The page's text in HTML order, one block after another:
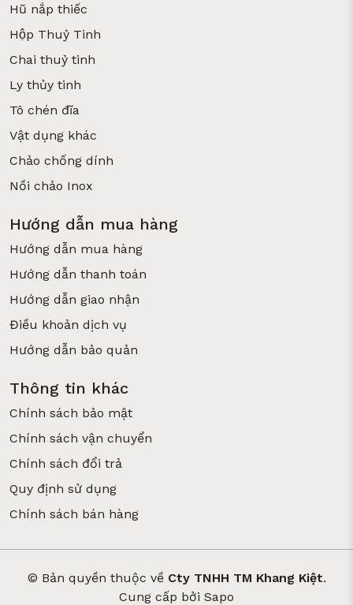
Hũ nắp thiếc
Hộp Thuỷ Tinh
Chai thuỷ tinh
Ly thủy tinh
Tô chén đĩa
Vật dụng khác
Chảo chống dính
Nồi chảo Inox
Hướng dẫn mua hàng
Hướng dẫn mua hàng
Hướng dẫn thanh toán
Hướng dẫn giao nhận
Điều khoản dịch vụ
Hướng dẫn bảo quản
Thông tin khác
Chính sách bảo mật
Chính sách vận chuyển
Chính sách đổi trả
Quy định sử dụng
Chính sách bán hàng
© Bản quyền thuộc về Cty TNHH TM Khang Kiệt.
Cung cấp bởi Sapo